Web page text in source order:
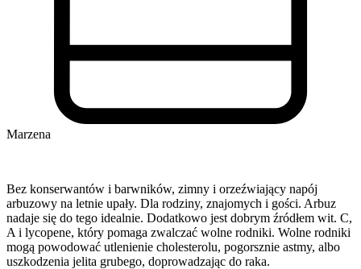
Marzena
Bez konserwantów i barwników, zimny i orzeźwiający napój
arbuzowy na letnie upały. Dla rodziny, znajomych i gości. Arbuz
nadaje się do tego idealnie. Dodatkowo jest dobrym źródłem wit. C,
A i lycopene, który pomaga zwalczać wolne rodniki. Wolne rodniki
mogą powodować utlenienie cholesterolu, pogorsznie astmy, albo
uszkodzenia jelita grubego, doprowadzając do raka.